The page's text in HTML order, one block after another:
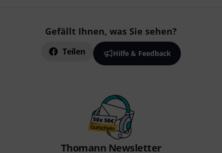
Gefällt Ihnen, was Sie sehen?
Teilen Hilfe & Feedback
Thomann Newsletter